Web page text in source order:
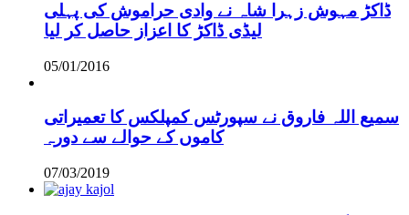
ڈاکڑ مہوش زہرا شاہ نے وادی حراموش کی پہلی
لیڈی ڈاکڑ کا اعزاز حاصل کر لیا
05/01/2016
سمیع اللہ فاروق نے سپورٹس کمپلکس کا تعمیراتی
کاموں کے حوالے سے دورہ
07/03/2019